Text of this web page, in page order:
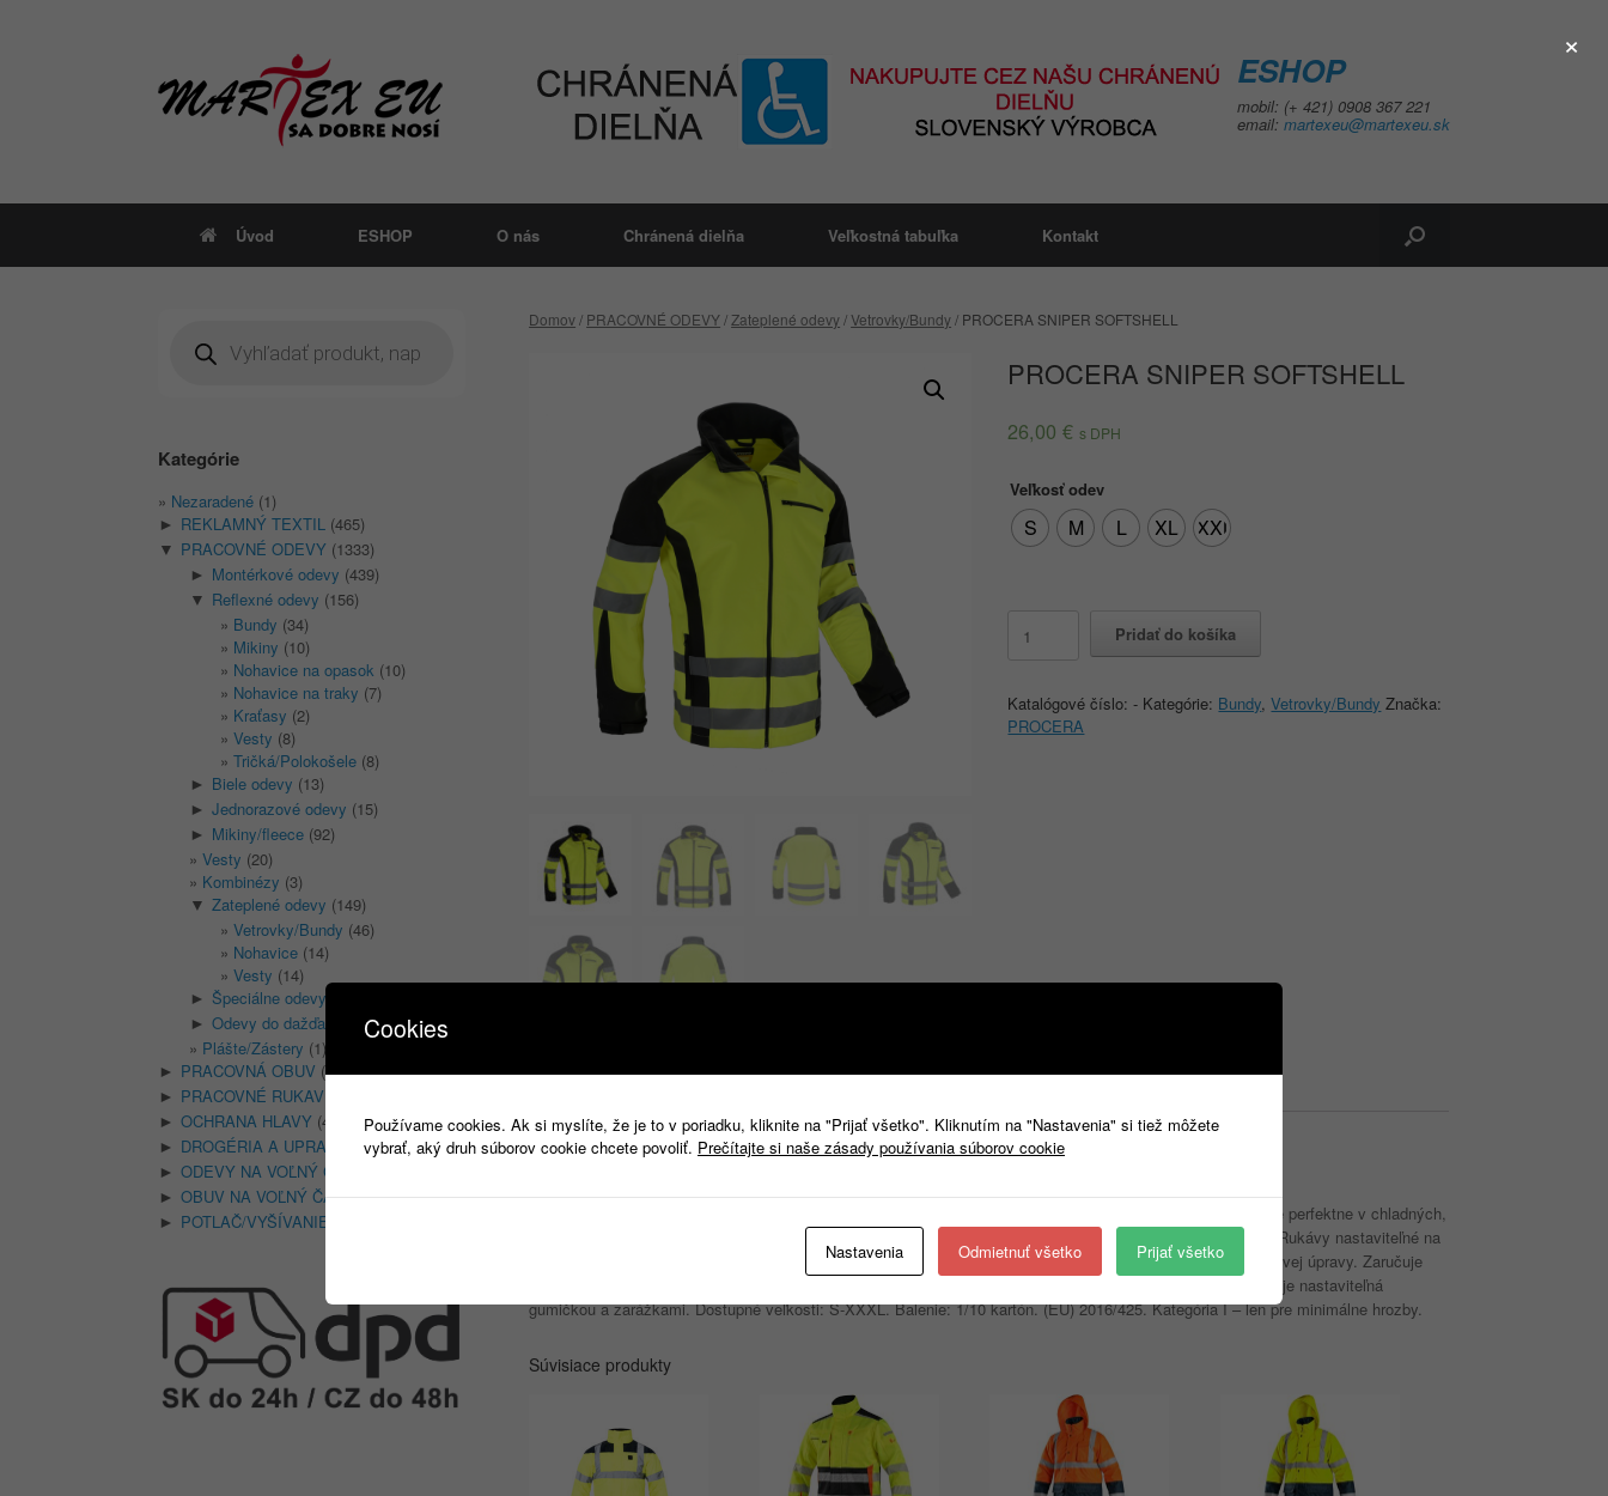
ESHOP
mobil: (+ 421) 0908 367 221
email: martexeu@martexeu.sk
Úvod ESHOP O nás Chránená dielňa Veľkostná tabuľka Kontakt
Domov/ PRACOVNÉ ODEVY/ Zateplené odevy/Vetrovky/Bundy/ PROCERA SNIPER SOFTSHELL
PROCERA SNIPER SOFTSHELL
26,00€ s DPH
Veľkosť odev
S M L XL XXL
PROCERA
Pridať do košíka
Katalógové číslo:- Kategórie: Bundy,Vetrovky/Bundy Značka:
PROCERA
Popis
Celoročná bunda z 320g/m2 softshellového materiálu, s fleece úpravou na vnútornej strane. Softshell funguje perfektne v chladných,
veterných a mokrých podmienkach. 3 praktické vrecká: náprsné vrecko na zips a 2 spodné vrecká na zips. Rukávy nastaviteľné na
suchý zips zvyšujú komfort a zároveň zlepšujú tepelnú izoláciu. Veľmi vysoká kvalita spracovania a povrchovej úpravy. Zaručuje
ochranu pred poveternostnými vplyvmi a zároveň zaisťuje pohodlie a jednoduchosť používania. Spodná časť je nastaviteľná
gumičkou a zarážkami. Dostupné veľkosti: S-XXXL. Balenie: 1/10 kartón. (EÚ) 2016/425. Kategória I – len pre minimálne hrozby.
Súvisiace produkty
search
Kategórie
Nezaradené (1)
► REKLAMNÝ TEXTIL (465)
▼ PRACOVNÉ ODEVY (1333)
► Montérkové odevy (439)
▼ Reflexné odevy (156)
Bundy (34)
Mikiny (10)
Nohavice na opasok (10)
Nohavice na traky (7)
Kraťasy (2)
Vesty (8)
Tričká/Polokošele (8)
► Biele odevy (13)
► Jednorazové odevy (15)
► Mikiny/fleece (92)
Vesty (20)
Kombinézy (3)
▼ Zateplené odevy (149)
Vetrovky/Bundy (46)
Nohavice (14)
Vesty (14)
► Špeciálne odevy
► Odevy do dažďa
Plášte/Zástery (1)
► PRACOVNÁ OBUV (1315)
► PRACOVNÉ RUKAVICE
► OCHRANA HLAVY (400)
► DROGÉRIA A UPRATOVANIE(14)
► ODEVY NA VOĽNÝ ČAS
► OBUV NA VOĽNÝ ČAS(74)
► POTLAČ/VYŠÍVANIE
×
Cookies
Používame cookies. Ak si myslíte, že je to v poriadku, kliknite na "Prijať všetko". Kliknutím na "Nastavenia" si tiež môžete
vybrať, aký druh súborov cookie chcete povoliť. Prečítajte si naše zásady používania súborov cookie
Nastavenia Odmietnuť všetko Prijať všetko